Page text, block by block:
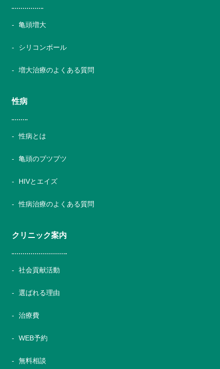
亀頭増大
シリコンボール
増大治療のよくある質問
性病
性病とは
亀頭のブツブツ
HIVとエイズ
性病治療のよくある質問
クリニック案内
社会貢献活動
選ばれる理由
治療費
WEB予約
無料相談